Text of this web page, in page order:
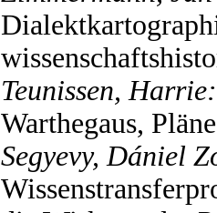
Teunissen, Harrie:
Warthegaus,
Segyevy, Dániel